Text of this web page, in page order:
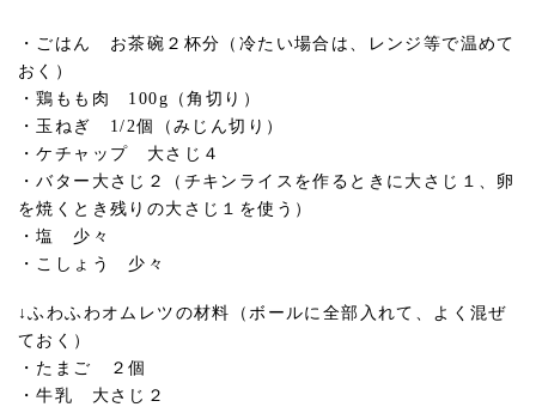
・ごはん お茶碗２杯分（冷たい場合は、レンジ等で温めて
おく）
・鶏もも肉 100g（角切り）
・玉ねぎ 1/2個（みじん切り）
・ケチャップ 大さじ４
・バター大さじ２（チキンライスを作るときに大さじ１、卵
を焼くとき残りの大さじ１を使う）
・塩 少々
・こしょう 少々
↓ふわふわオムレツの材料（ボールに全部入れて、よく混ぜ
ておく）
・たまご ２個
・牛乳 大さじ２